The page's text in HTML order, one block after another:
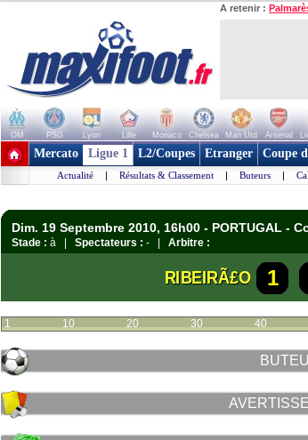
A retenir :
OM PSG Lyon Lille Monaco Chelsea Man Utd Arsenal
+ de clubs
Mercato Ligue 1 L2/Coupes Etranger Coupe
Actualité | Résultats & Classement | Buteurs |
Dim. 19 Septembre 2010, 16h00 - PORTUGAL -
Stade : à | Spectateurs : - | Arbitre :
RIBEIRÃ£O 1
1 10 20 30 40